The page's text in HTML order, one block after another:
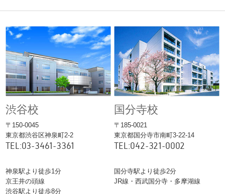
渋谷校
〒150-0045
東京都渋谷区神泉町2-2
TEL:03-3461-3361
神泉駅より徒歩1分
京王井の頭線
渋谷駅より徒歩8分
国分寺校
〒185-0021
東京都国分寺市南町3-22-14
TEL:042-321-0002
国分寺駅より徒歩2分
JR線・西武国分寺・多摩湖線